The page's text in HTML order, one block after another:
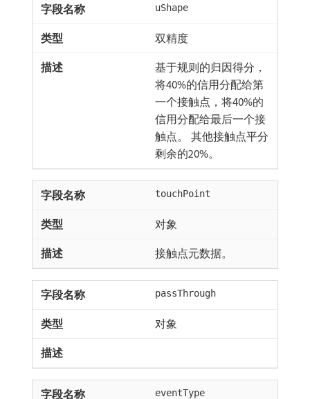
uShape
双精度
基于规则的归因得分，
将40%的信用分配给第
一个接触点，将40%的
信用分配给最后一个接
触点。 其他接触点平分
剩余的20%。
touchPoint
对象
接触点元数据。
passThrough
对象
eventType